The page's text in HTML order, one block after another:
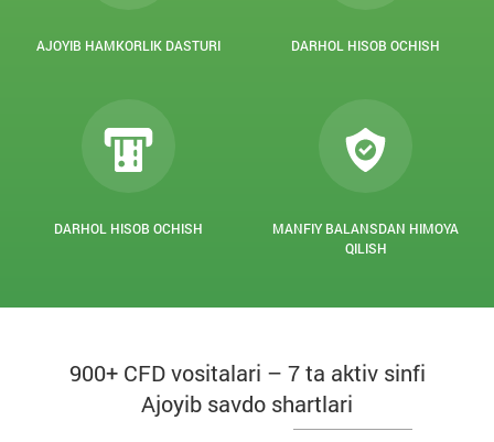
AJOYIB HAMKORLIK DASTURI DARHOL HISOB OCHISH
DARHOL HISOB OCHISH
MANFIY BALANSDAN HIMOYA
QILISH
900+ CFD vositalari – 7 ta aktiv sinfi
Ajoyib savdo shartlari